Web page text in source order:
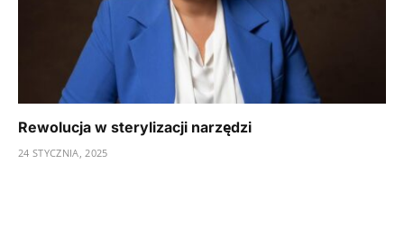
Rewolucja w sterylizacji narzędzi
24 STYCZNIA, 2025